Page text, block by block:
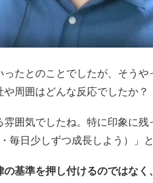
たとのことでしたが、そう
周囲はどんな反応でしたか？
囲気でしたね。特に印象に
毎日少しずつ成長しよう）」
の基準を押し付けるのではな